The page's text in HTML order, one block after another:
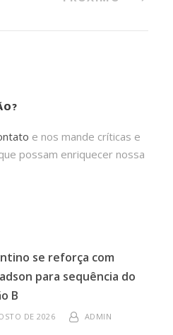
e nos mande críticas e
possam enriquecer nossa
se reforça com
para sequência do
B
DE 2026 ADMIN